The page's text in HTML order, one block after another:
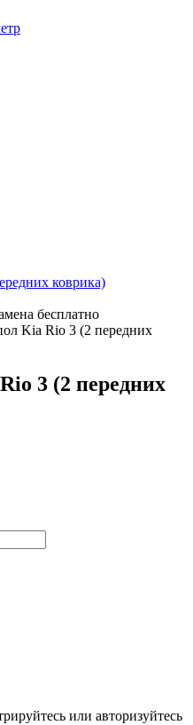
бесплатно
Kia Rio 3 (2 передних
3 (2 передних
или авторизуйтесь